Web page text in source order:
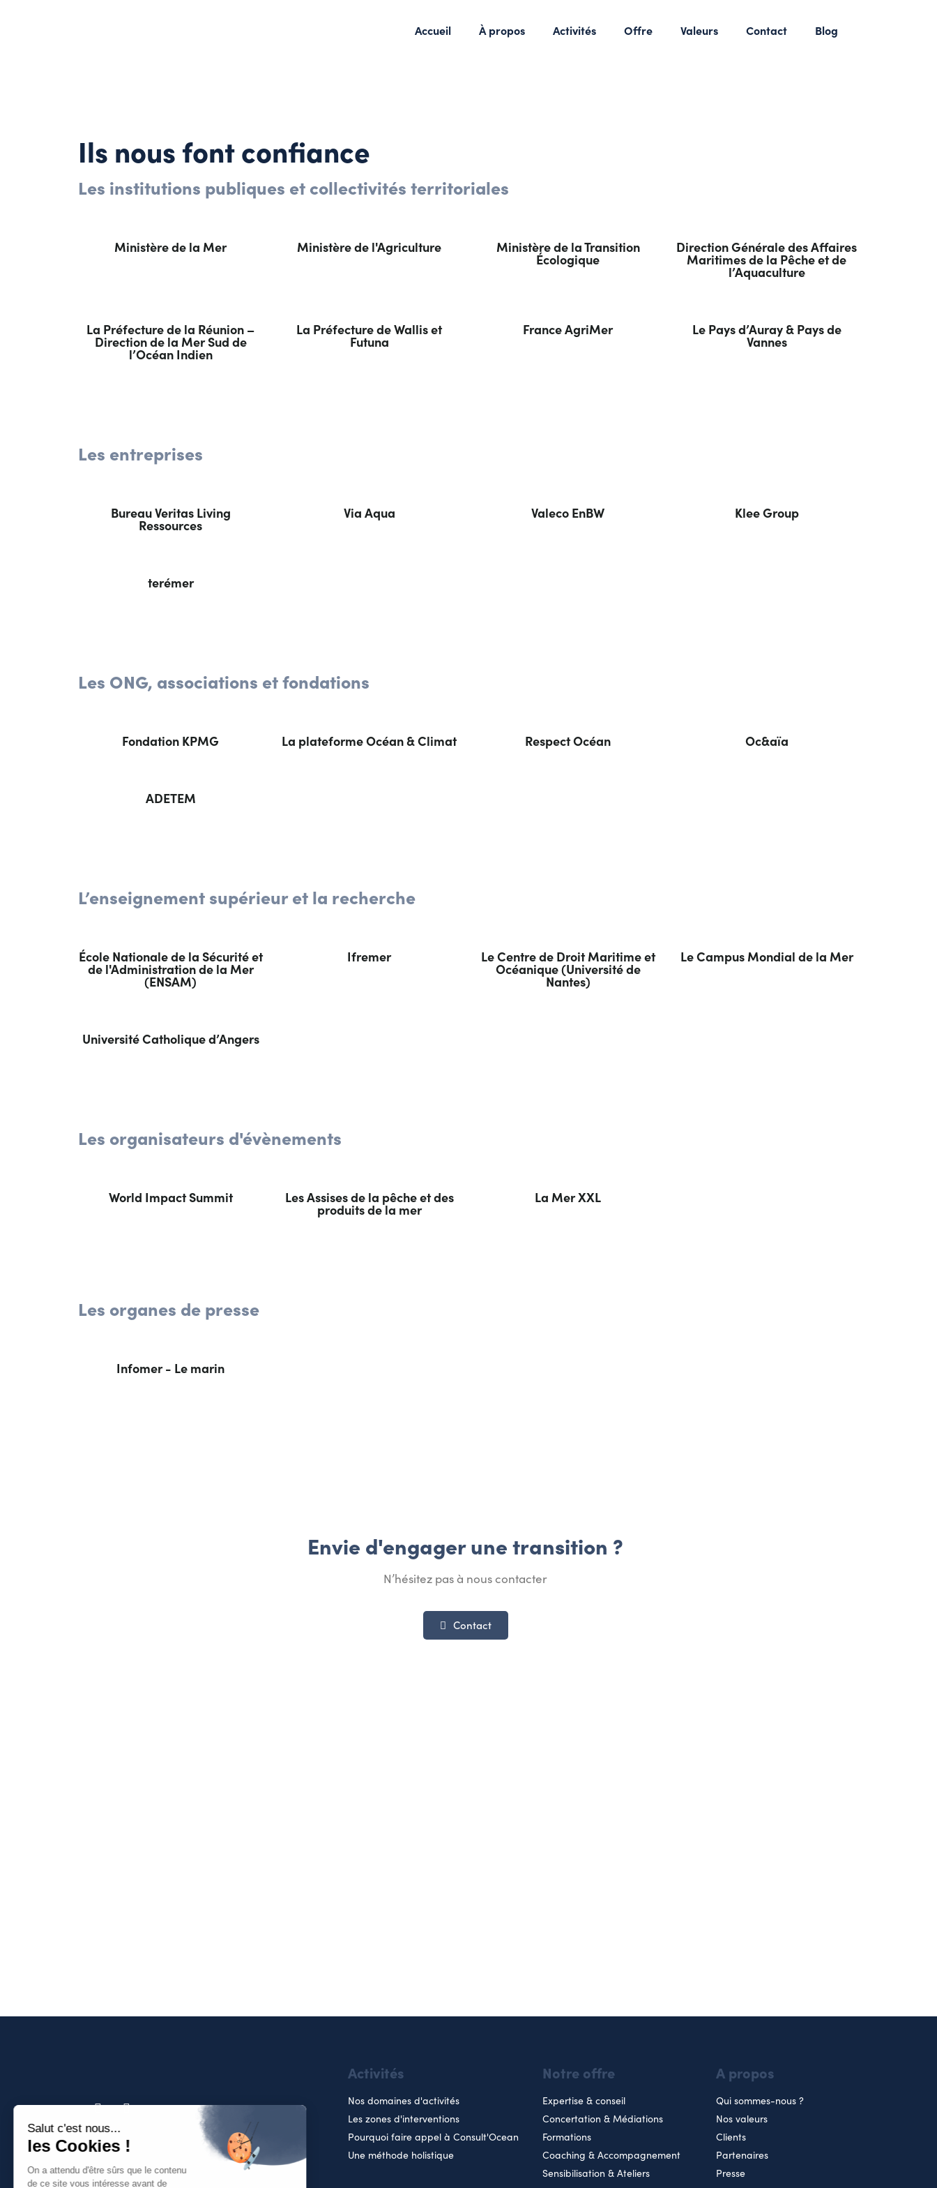
Accueil À propos Activités Offre Valeurs Contact Blog
Ils nous font confiance
Les institutions publiques et collectivités territoriales
Ministère de la Mer Ministère de l'Agriculture Ministère de la Transition
Écologique
Direction Générale des Affaires
Maritimes de la Pêche et de
l’Aquaculture
La Préfecture de la Réunion –
Direction de la Mer Sud de
l’Océan Indien
La Préfecture de Wallis et
Futuna
France AgriMer Le Pays d’Auray & Pays de
Vannes
Les entreprises
Bureau Veritas Living
Ressources
Via Aqua Valeco EnBW Klee Group
terémer
Les ONG, associations et fondations
Fondation KPMG La plateforme Océan & Climat Respect Océan Oc&aïa
ADETEM
L’enseignement supérieur et la recherche
École Nationale de la Sécurité et
de l'Administration de la Mer
(ENSAM)
Ifremer Le Centre de Droit Maritime et
Océanique (Université de
Nantes)
Le Campus Mondial de la Mer
Université Catholique d’Angers
Les organisateurs d'évènements
World Impact Summit Les Assises de la pêche et des
produits de la mer
La Mer XXL
Les organes de presse
Infomer - Le marin
Envie d'engager une transition ?
N’hésitez pas à nous contacter
Contact
Activités
Nos domaines d'activités
Les zones d'interventions
Pourquoi faire appel à Consult'Ocean
Une méthode holistique
Notre offre
Expertise & conseil
Concertation & Médiations
Formations
Coaching & Accompagnement
Sensibilisation & Ateliers
A propos
Qui sommes-nous ?
Nos valeurs
Clients
Partenaires
Presse
Salut c'est nous...
les Cookies !
On a attendu d'être sûrs que le contenu
de ce site vous intéresse avant de